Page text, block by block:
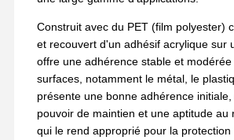
Construit avec du PET (film polyester)
et recouvert d'un adhésif acrylique sur
offre une adhérence stable et
surfaces, notamment le métal, le
présente une bonne adhérence
pouvoir de maintien et une aptitude au
qui le rend approprié pour la